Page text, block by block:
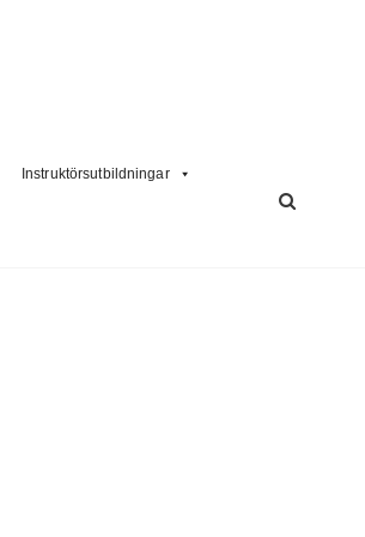
Instruktörsutbildningar